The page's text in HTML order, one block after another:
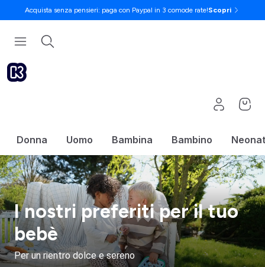
Acquista senza pensieri: paga con Paypal in 3 comode rate!Scopri
Donna Uomo Bambina Bambino
I nostri preferiti per il tuo
bebè
Per un rientro dolce e sereno